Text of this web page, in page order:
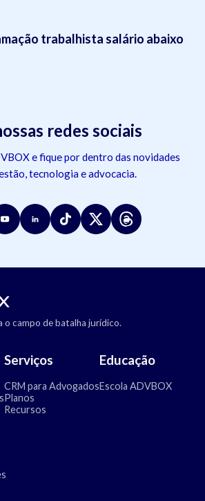
trabalhista salário abaixo
redes sociais
e fique por dentro das novidades
tecnologia e advocacia.
o campo de batalha jurídico.
Serviços
CRM para Advogados
Planos
Recursos
Educação
Escola ADVBOX